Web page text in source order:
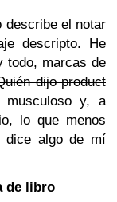
describe el notar
descripto. He
todo, marcas de
dijo product
y, a
lo que menos
dice algo de mí
de libro